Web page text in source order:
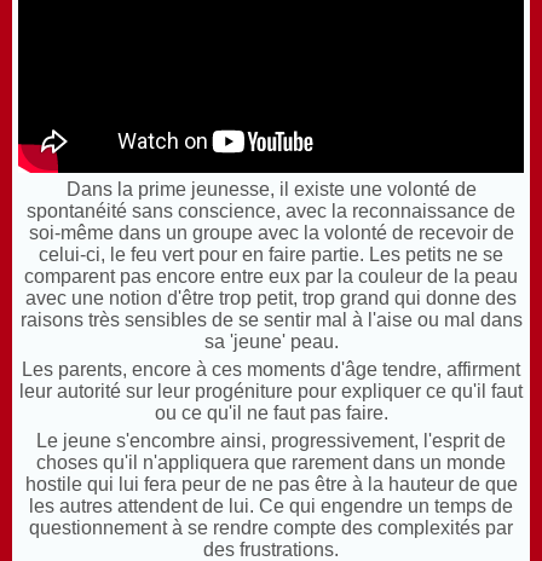
Dans la prime jeunesse, il existe une volonté de
spontanéité sans conscience, avec la reconnaissance de
soi-même dans un groupe avec la volonté de recevoir de
celui-ci, le feu vert pour en faire partie. Les petits ne se
comparent pas encore entre eux par la couleur de la peau
avec une notion d'être trop petit, trop grand qui donne des
raisons très sensibles de se sentir mal à l'aise ou mal dans
sa 'jeune' peau.
Les parents, encore à ces moments d'âge tendre, affirment
leur autorité sur leur progéniture pour expliquer ce qu'il faut
ou ce qu'il ne faut pas faire.
Le jeune s'encombre ainsi, progressivement, l'esprit de
choses qu'il n'appliquera que rarement dans un monde
hostile qui lui fera peur de ne pas être à la hauteur de que
les autres attendent de lui. Ce qui engendre un temps de
questionnement à se rendre compte des complexités par
des frustrations.